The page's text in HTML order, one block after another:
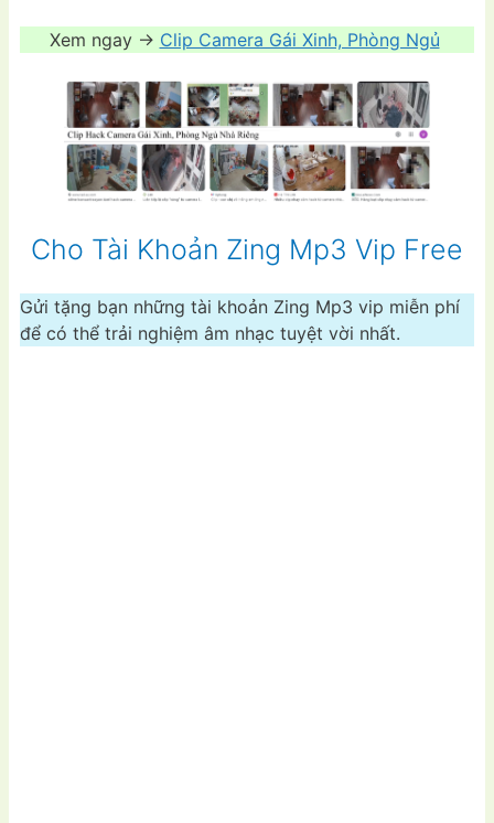
Xem ngay -> Clip Camera Gái Xinh, Phòng Ngủ
Cho Tài Khoản Zing Mp3 Vip Free
Gửi tặng bạn những tài khoản Zing Mp3 vip miễn phí
để có thể trải nghiệm âm nhạc tuyệt vời nhất.